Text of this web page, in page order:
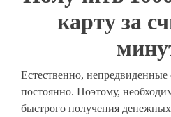
карту за
Естественно,
постоянно. Поэтому,
быстрого получения